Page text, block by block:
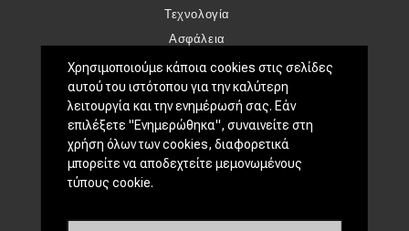
Τεχνολογία
Ασφάλεια
Αγορά
Απόψεις
TEST DRIVE
Δοκιμή
Χρησιμοποιούμε κάποια cookies στις σελίδες
αυτού του ιστότοπου για την καλύτερη
λειτουργία και την ενημέρωσή σας. Εάν
επιλέξετε "Ενημερώθηκα", συναινείτε στη
χρήση όλων των cookies, διαφορετικά
μπορείτε να αποδεχτείτε μεμονωμένους
τύπους cookie.